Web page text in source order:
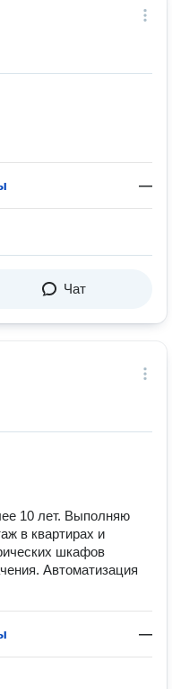
—
Чат
10 лет. Выполняю
в квартирах и
шкафов
Автоматизация
—